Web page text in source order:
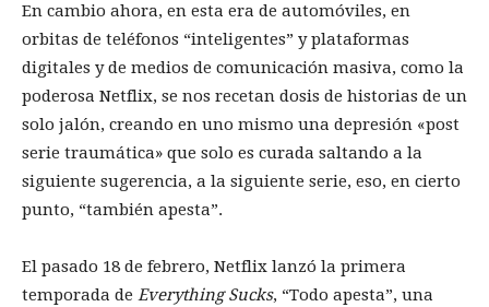
En cambio ahora, en esta era de automóviles, en
orbitas de teléfonos “inteligentes” y plataformas
digitales y de medios de comunicación masiva, como la
poderosa Netflix, se nos recetan dosis de historias de un
solo jalón, creando en uno mismo una depresión «post
serie traumática» que solo es curada saltando a la
siguiente sugerencia, a la siguiente serie, eso, en cierto
punto, “también apesta”.
El pasado 18 de febrero, Netflix lanzó la primera
temporada de Everything Sucks, “Todo apesta”, una